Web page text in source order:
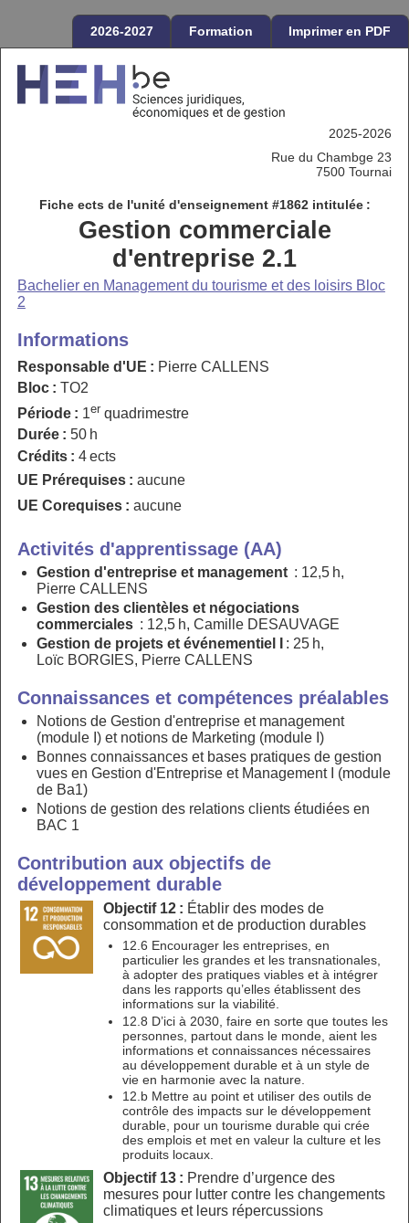
2026-2027 Formation Imprimer en PDF
2025-2026
Rue du Chambge 23
7500 Tournai
Fiche ects de l'unité d'enseignement #1862 intitulée :
Gestion commerciale
d'entreprise 2.1
Bachelier en Management du tourisme et des loisirs Bloc
2
Informations
Responsable d'UE : Pierre CALLENS
Bloc : TO2
Période : 1er quadrimestre
Durée : 50 h
Crédits : 4 ects
UE Prérequises : aucune
UE Corequises : aucune
Activités d'apprentissage (AA)
Gestion d'entreprise et management : 12,5 h,
Pierre CALLENS
Gestion des clientèles et négociations
commerciales : 12,5 h, Camille DESAUVAGE
Gestion de projets et événementiel I
: 25 h,
Loïc BORGIES, Pierre CALLENS
Connaissances et compétences préalables
Notions de Gestion d'entreprise et management
(module I) et notions de Marketing (module I)
Bonnes connaissances et bases pratiques de gestion
vues en Gestion d'Entreprise et Management I (module
de Ba1)
Notions de gestion des relations clients étudiées en
BAC 1
Contribution aux objectifs de
développement durable
Objectif 12 : Établir des modes de
consommation et de production durables
12.6 Encourager les entreprises, en
particulier les grandes et les transnationales,
à adopter des pratiques viables et à intégrer
dans les rapports qu’elles établissent des
informations sur la viabilité.
12.8 D’ici à 2030, faire en sorte que toutes les
personnes, partout dans le monde, aient les
informations et connaissances nécessaires
au développement durable et à un style de
vie en harmonie avec la nature.
12.b Mettre au point et utiliser des outils de
contrôle des impacts sur le développement
durable, pour un tourisme durable qui crée
des emplois et met en valeur la culture et les
produits locaux.
Objectif 13 : Prendre d’urgence des
mesures pour lutter contre les changements
climatiques et leurs répercussions